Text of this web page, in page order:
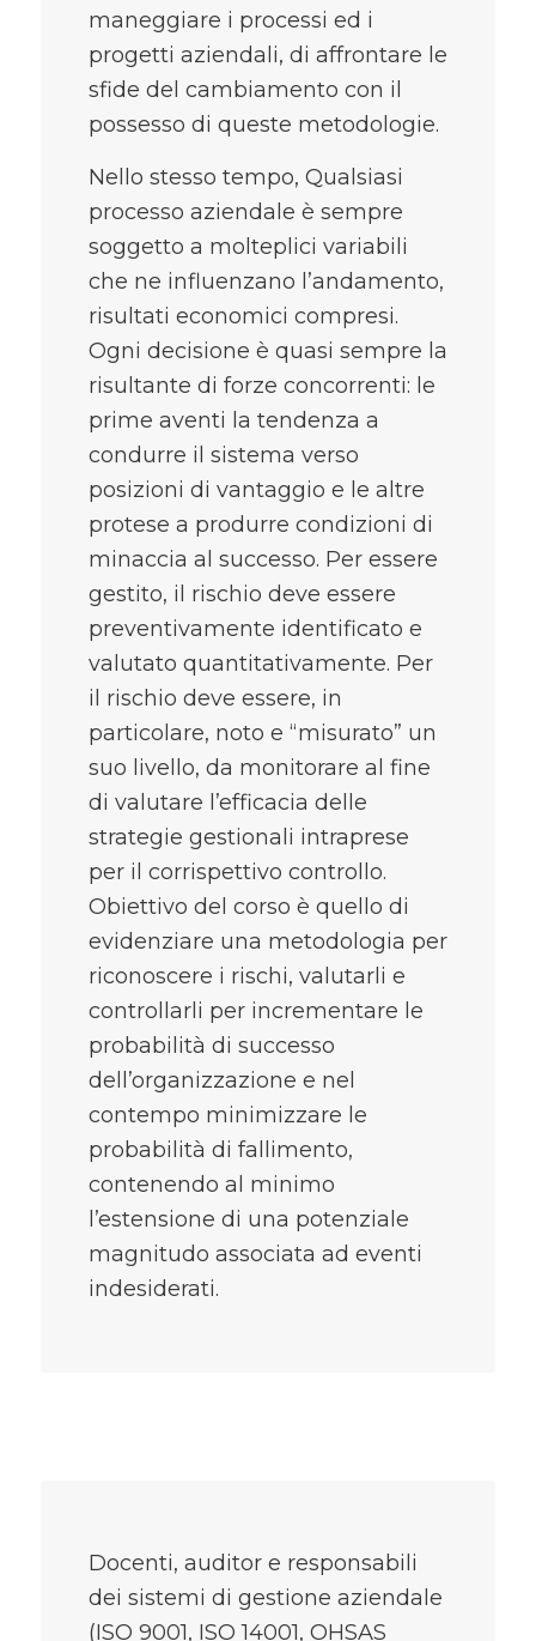
maneggiare i processi ed i
progetti aziendali, di affrontare le
sfide del cambiamento con il
possesso di queste metodologie.
Nello stesso tempo, Qualsiasi
processo aziendale è sempre
soggetto a molteplici variabili
che ne influenzano l’andamento,
risultati economici compresi.
Ogni decisione è quasi sempre la
risultante di forze concorrenti: le
prime aventi la tendenza a
condurre il sistema verso
posizioni di vantaggio e le altre
protese a produrre condizioni di
minaccia al successo. Per essere
gestito, il rischio deve essere
preventivamente identificato e
valutato quantitativamente. Per
il rischio deve essere, in
particolare, noto e “misurato” un
suo livello, da monitorare al fine
di valutare l’efficacia delle
strategie gestionali intraprese
per il corrispettivo controllo.
Obiettivo del corso è quello di
evidenziare una metodologia per
riconoscere i rischi, valutarli e
controllarli per incrementare le
probabilità di successo
dell’organizzazione e nel
contempo minimizzare le
probabilità di fallimento,
contenendo al minimo
l’estensione di una potenziale
magnitudo associata ad eventi
indesiderati.
Docenti, auditor e responsabili
dei sistemi di gestione aziendale
(ISO 9001, ISO 14001, OHSAS